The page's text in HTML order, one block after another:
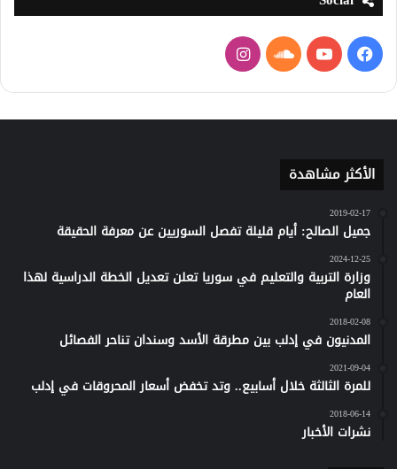
فيسبوكيوتيوبساوند
كلاود
انستقرام
الأكثر مشاهدة
2019-02-17
جميل الصالح: أيام قليلة تفصل السوريين عن معرفة الحقيقة
2024-12-25
وزارة التربية والتعليم في سوريا تعلن تعديل الخطة الدراسية لهذا
العام
2018-02-08
المدنيون في إدلب بين مطرقة الأسد وسندان تناحر الفصائل
2021-09-04
للمرة الثالثة خلال أسابيع.. وتد تخفض أسعار المحروقات في إدلب
2018-06-14
نشرات الأخبار